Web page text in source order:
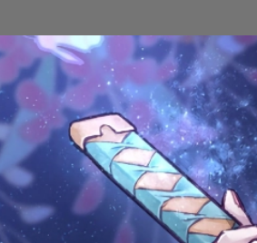
Đang mở https://issiloo.edu.vn/